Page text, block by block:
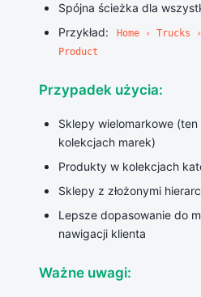
Spójna ścieżka dla
Przykład:
Home ›
Product
Przypadek użycia:
Sklepy wielomarkowe
kolekcjach marek)
Produkty w kolekcjach
Sklepy z złożonymi
Lepsze dopasowanie do
nawigacji klienta
Ważne uwagi: